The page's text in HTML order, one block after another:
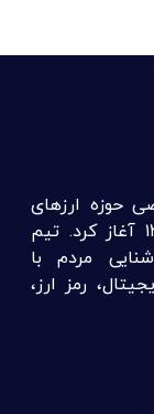
حوزه ارزهای
دیجیتال، فعالیت خود را از تیر ماه ۱۳۹۸ آغاز کرد. تیم
مردم با
رمز ارز،